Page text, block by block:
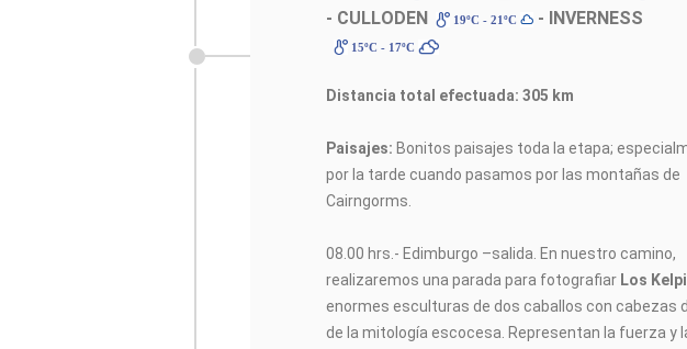
- CULLODEN 19ºC - 21ºC - INVERNESS
15ºC - 17ºC
Distancia total efectuada: 305 km
Paisajes: Bonitos paisajes toda la etapa;
por la tarde cuando pasamos por las montañas de
Cairngorms.
08.00 hrs.- Edimburgo –salida. En nuestro camino,
realizaremos una parada para fotografiar Los
enormes esculturas de dos caballos con cabezas
de la mitología escocesa. Representan la fuerza y